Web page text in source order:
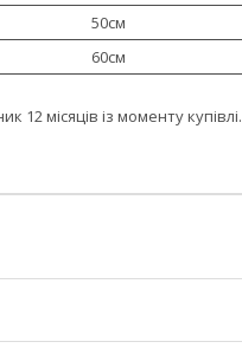
50см
60см
12 місяців із моменту купівлі.